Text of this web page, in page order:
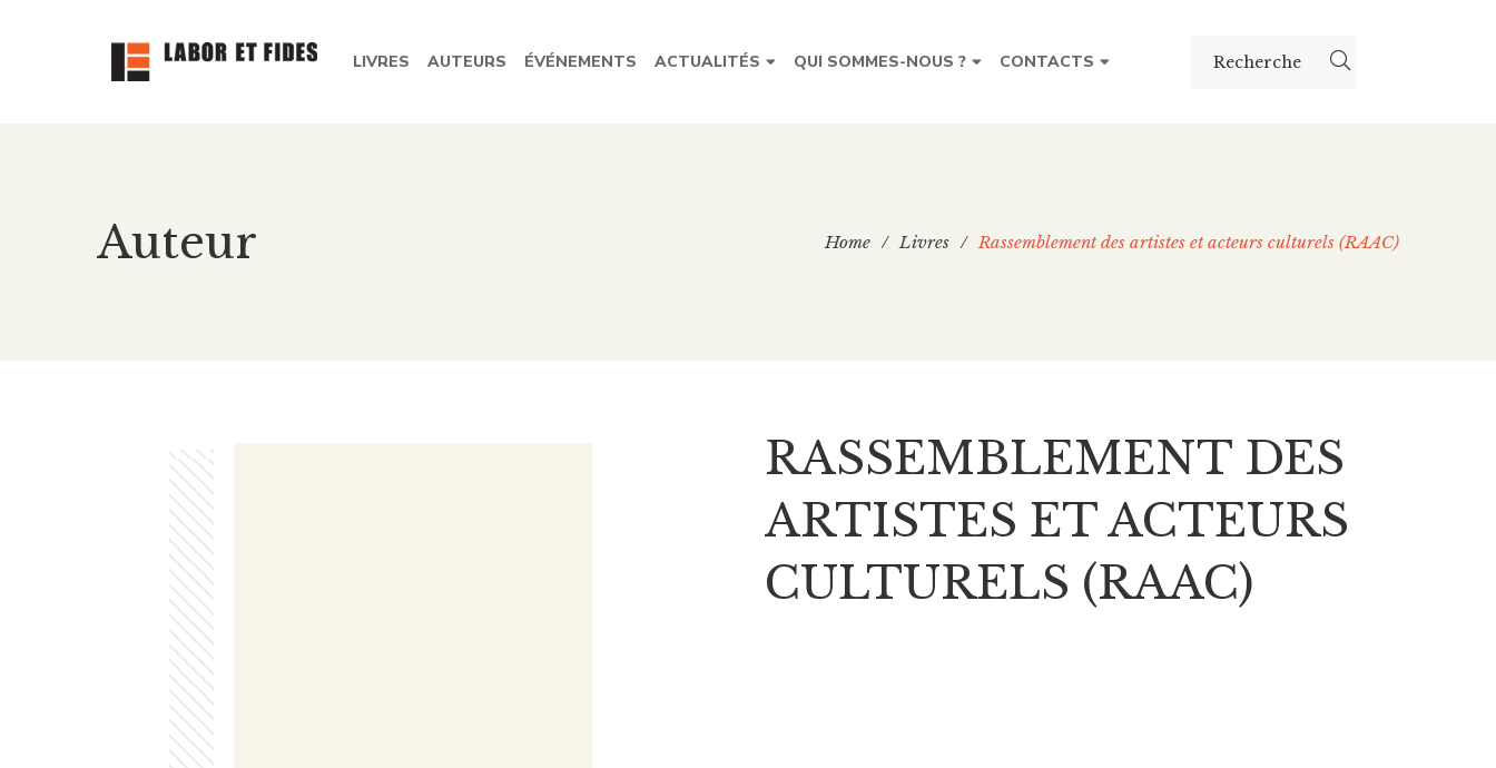
LIVRES AUTEURS ÉVÉNEMENTS ACTUALITÉS QUI SOMMES-NOUS ? CONTACTS
Auteur Home / Livres / Rassemblement des artistes et acteurs culturels (RAAC)
RASSEMBLEMENT DES
ARTISTES ET ACTEURS
CULTURELS (RAAC)